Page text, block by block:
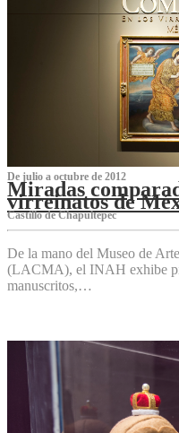
De julio a octubre de 2012
Miradas
virreinatos de
Castillo de Chapultepec
De la mano del Museo de
(LACMA), el INAH exhibe
manuscritos,…